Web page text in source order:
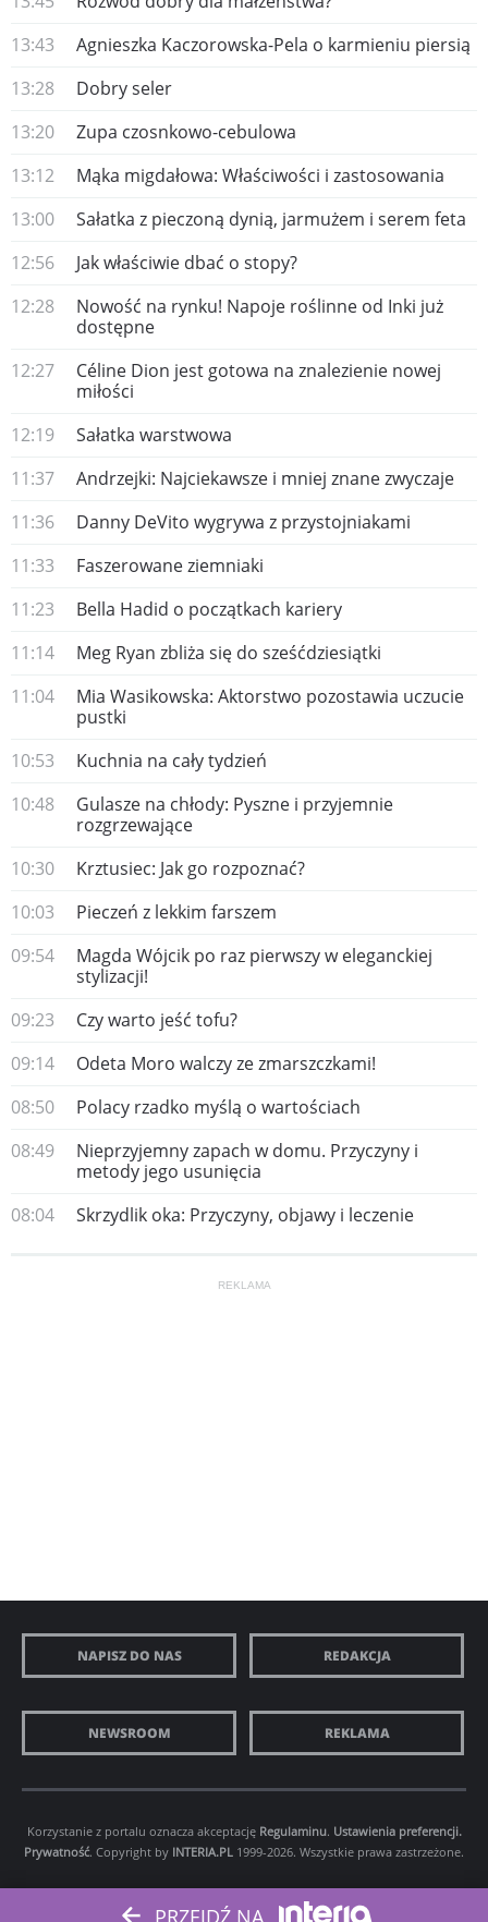
13:43
Agnieszka Kaczorowska-Pela o karmieniu piersią
13:28
Dobry seler
13:20
Zupa czosnkowo-cebulowa
13:12
Mąka migdałowa: Właściwości i zastosowania
13:00
Sałatka z pieczoną dynią, jarmużem i serem feta
12:56
Jak właściwie dbać o stopy?
12:28
Nowość na rynku! Napoje roślinne od Inki już
dostępne
12:27
Céline Dion jest gotowa na znalezienie nowej
miłości
12:19
Sałatka warstwowa
11:37
Andrzejki: Najciekawsze i mniej znane zwyczaje
11:36
Danny DeVito wygrywa z przystojniakami
11:33
Faszerowane ziemniaki
11:23
Bella Hadid o początkach kariery
11:14
Meg Ryan zbliża się do sześćdziesiątki
11:04
Mia Wasikowska: Aktorstwo pozostawia uczucie
pustki
10:53
Kuchnia na cały tydzień
10:48
Gulasze na chłody: Pyszne i przyjemnie
rozgrzewające
10:30
Krztusiec: Jak go rozpoznać?
10:03
Pieczeń z lekkim farszem
09:54
Magda Wójcik po raz pierwszy w eleganckiej
stylizacji!
09:23
Czy warto jeść tofu?
09:14
Odeta Moro walczy ze zmarszczkami!
08:50
Polacy rzadko myślą o wartościach
08:49
Nieprzyjemny zapach w domu. Przyczyny i
metody jego usunięcia
08:04
Skrzydlik oka: Przyczyny, objawy i leczenie
REKLAMA
NAPISZ DO NAS REDAKCJA
NEWSROOM REKLAMA
Korzystanie z portalu oznacza akceptację Regulaminu. Ustawienia preferencji.
Prywatność. Copyright by INTERIA.PL 1999-2026. Wszystkie prawa zastrzeżone.
PRZEJDŹ NA